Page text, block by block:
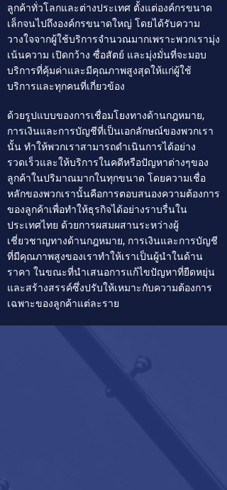
ลูกค้าทั่วโลกและต่างประเทศ ตั้งแต่องค์กรขนาด
เล็กจนไปถึงองค์กรขนาดใหญ่ โดยได้รับความ
วางใจจากผู้ใช้บริการจำนวณมากเพราะพวกเรามุ่ง
เน้นความ เปิดกว้าง ซื่อสัตย์ และมุ่งมั่นที่จะมอบ
บริการที่คุ้มค่าและมีคุณภาพสูงสุดให้แก่ผู้ใช้
บริการและทุกคนที่เกี่ยวข้อง
ด้วยรูปแบบของการเชื่อมโยงทางด้านกฎหมาย,
การเงินและการบัญชีที่เป็นเอกลักษณ์ของพวกเรา
นั้น ทำให้พวกเราสามารถดำเนินการได้อย่าง
รวดเร็วและให้บริการในคดีหรือปัญหาต่างๆของ
ลูกค้าในปริมาณมากในทุกขนาด โดยความเชื่อ
หลักของพวกเรานั้นคือการตอบสนองความต้องการ
ของลูกค้าเพื่อทำให้ธุรกิจได้อย่างราบรื่นใน
ประเทศไทย ด้วยการผสมผสานระหว่างผู้
เชี่ยวชาญทางด้านกฎหมาย, การเงินและการบัญชี
ที่มีคุณภาพสูงของเราทำให้เราเป็นผู้นำในด้าน
ราคา ในขณะที่นำเสนอการแก้ไขปัญหาที่ยืดหยุ่น
และสร้างสรรค์ซึ่งปรับให้เหมาะกับความต้องการ
เฉพาะของลูกค้าแต่ละราย